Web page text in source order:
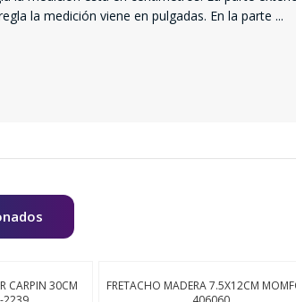
la medición viene en pulgadas. En la parte ...
CARPIN 30CM
FRETACHO MADERA 7.5X12CM